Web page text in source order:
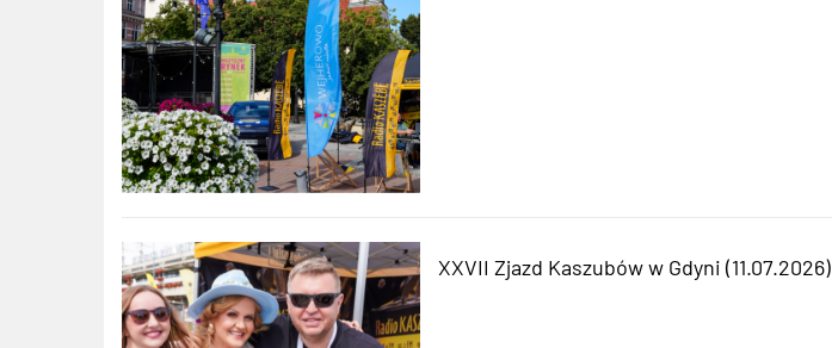
XXVII Zjazd Kaszubów w Gdyni (11.07.2026)